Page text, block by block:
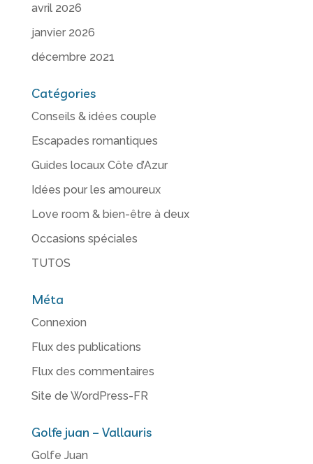
avril 2026
janvier 2026
décembre 2021
Catégories
Conseils & idées couple
Escapades romantiques
Guides locaux Côte d’Azur
Idées pour les amoureux
Love room & bien-être à deux
Occasions spéciales
TUTOS
Méta
Connexion
Flux des publications
Flux des commentaires
Site de WordPress-FR
Golfe juan – Vallauris
Golfe Juan